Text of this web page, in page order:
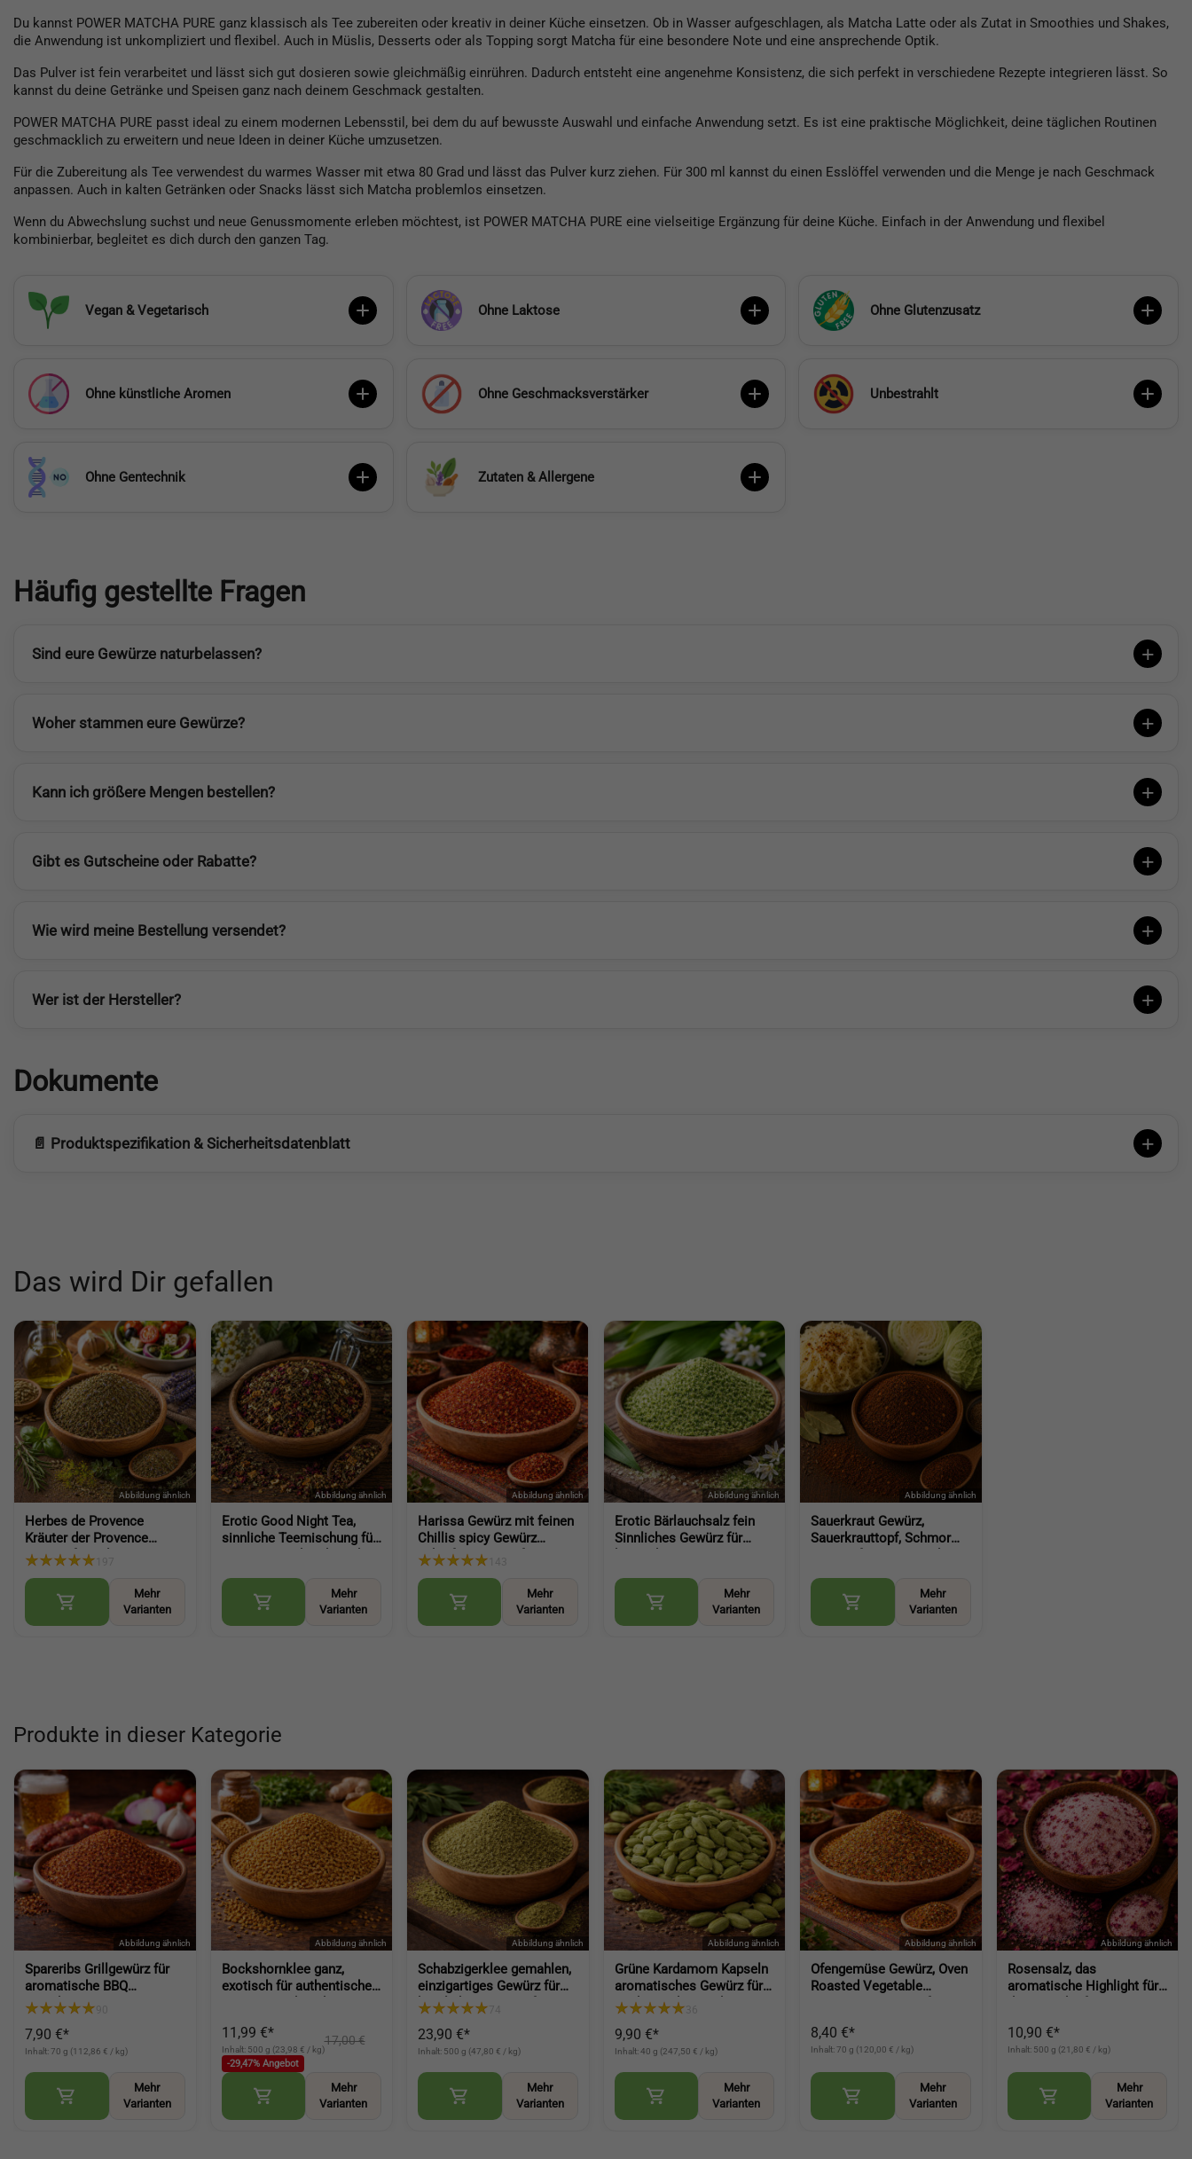
Du kannst POWER MATCHA PURE ganz klassisch als Tee zubereiten oder kreativ in deiner Küche einsetzen. Ob in Wasser aufgeschlagen, als Matcha Latte oder als Zutat in Smoothies und Shakes,
die Anwendung ist unkompliziert und flexibel. Auch in Müslis, Desserts oder als Topping sorgt Matcha für eine besondere Note und eine ansprechende Optik.
Das Pulver ist fein verarbeitet und lässt sich gut dosieren sowie gleichmäßig einrühren. Dadurch entsteht eine angenehme Konsistenz, die sich perfekt in verschiedene Rezepte integrieren lässt. So
kannst du deine Getränke und Speisen ganz nach deinem Geschmack gestalten.
POWER MATCHA PURE passt ideal zu einem modernen Lebensstil, bei dem du auf bewusste Auswahl und einfache Anwendung setzt. Es ist eine praktische Möglichkeit, deine täglichen Routinen
geschmacklich zu erweitern und neue Ideen in deiner Küche umzusetzen.
Für die Zubereitung als Tee verwendest du warmes Wasser mit etwa 80 Grad und lässt das Pulver kurz ziehen. Für 300 ml kannst du einen Esslöffel verwenden und die Menge je nach Geschmack
anpassen. Auch in kalten Getränken oder Snacks lässt sich Matcha problemlos einsetzen.
Wenn du Abwechslung suchst und neue Genussmomente erleben möchtest, ist POWER MATCHA PURE eine vielseitige Ergänzung für deine Küche. Einfach in der Anwendung und flexibel
kombinierbar, begleitet es dich durch den ganzen Tag.
Vegan & Vegetarisch Ohne Laktose Ohne Glutenzusatz
Ohne künstliche Aromen Ohne Geschmacksverstärker Unbestrahlt
Ohne Gentechnik Zutaten & Allergene
Häufig gestellte Fragen
Sind eure Gewürze naturbelassen?
Woher stammen eure Gewürze?
Kann ich größere Mengen bestellen?
Gibt es Gutscheine oder Rabatte?
Wie wird meine Bestellung versendet?
Wer ist der Hersteller?
Dokumente
📄 Produktspezifikation & Sicherheitsdatenblatt
Das wird Dir gefallen
Herbes de Provence
Kräuter der Provence
Gewürz für Salat
Küche und Gerichte (Herbs
of Provence)
Mehr
Varianten
Erotic Good Night Tea,
sinnliche Teemischung für
Nacht Tee)
Mehr
Varianten
Harissa Gewürz mit feinen
Chillis spicy Gewürz
scharfes Gewürz für Paste
(Harissa Spice)
Mehr
Varianten
Erotic Bärlauchsalz fein
Sinnliches Gewürz für
aromatische Würze mit
Bärlauch (Wild Garlic Salt)
Mehr
Varianten
Sauerkraut Gewürz,
Sauerkrauttopf, Schmor
Küche (Sauerkraut
Seasoning)
Mehr
Varianten
Produkte in dieser Kategorie
Spareribs Grillgewürz für
aromatische BBQ
Rippchen, intensiver
Grillabend (Spareribs BBQ
Seasoning)
7,90 €*
Inhalt: 70 g (112,86 € / kg)
Mehr
Varianten
Bockshornklee ganz,
exotisch für authentische
11,99 €*
Inhalt: 500 g (23,98 € / kg)
17,00 €
-29,47% Angebot
Mehr
Varianten
Schabzigerklee gemahlen,
einzigartiges Gewürz für
köstlichen Genuss für Brot
fenugreek)
23,90 €*
Inhalt: 500 g (47,80 € / kg)
Mehr
Varianten
Grüne Kardamom Kapseln
aromatisches Gewürz für
Küche Backen und
Cardamom Pods)
9,90 €*
Inhalt: 40 g (247,50 € / kg)
Mehr
Varianten
Ofengemüse Gewürz, Oven
Roasted Vegetable
Backofen und der Pfanne
(Oven Roasted Vegetable
S
8,40 €*
Inhalt: 70 g (120,00 € / kg)
Mehr
Varianten
Rosensalz, das
aromatische Highlight für
besondere Gerichte (Rose
Petal Salt)
10,90 €*
Inhalt: 500 g (21,80 € / kg)
Mehr
Varianten